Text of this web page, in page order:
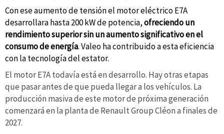
Con ese aumento de tensión el motor eléctrico E7A
desarrollara hasta 200 kW de potencia,ofreciendo un
rendimiento superior sin un aumento significativo en el
consumo de energía. Valeo ha contribuido a esta eficiencia
con la tecnología del estator.
El motor E7A todavía está en desarrollo. Hay otras etapas
que pasar antes de que pueda llegar a los vehículos. La
producción masiva de este motor de próxima generación
comenzará en la planta de Renault Group Cléon a finales de
2027.